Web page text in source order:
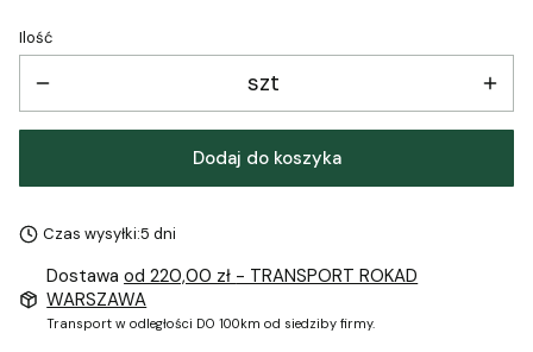
Ilość
szt
Dodaj do koszyka
Czas wysyłki:5 dni
Dostawaod 220,00 zł - TRANSPORT ROKAD
WARSZAWA
Transport w odległości DO 100km od siedziby firmy.